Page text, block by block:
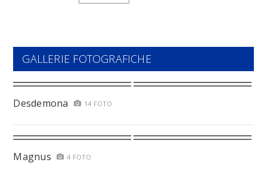
GALLERIE FOTOGRAFICHE
Desdemona 14 FOTO
Magnus 4 FOTO